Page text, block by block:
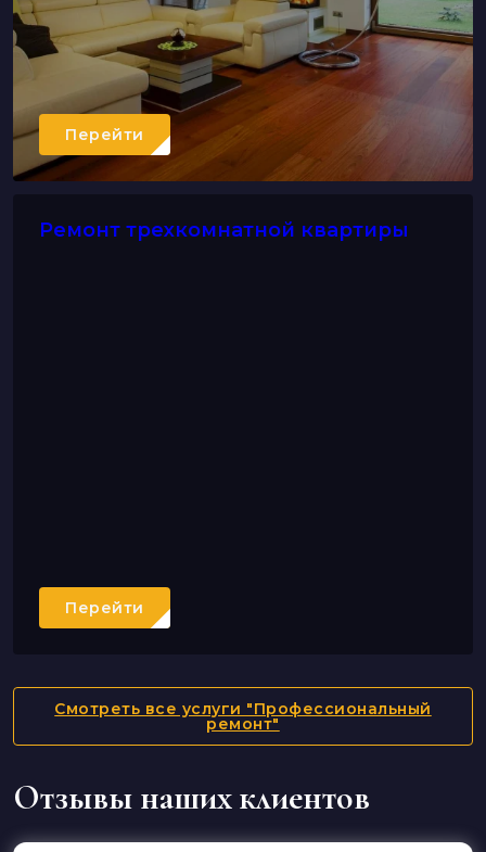
Перейти
Ремонт трехкомнатной квартиры
Перейти
Смотреть все услуги "Профессиональный
ремонт"
Отзывы наших клиентов